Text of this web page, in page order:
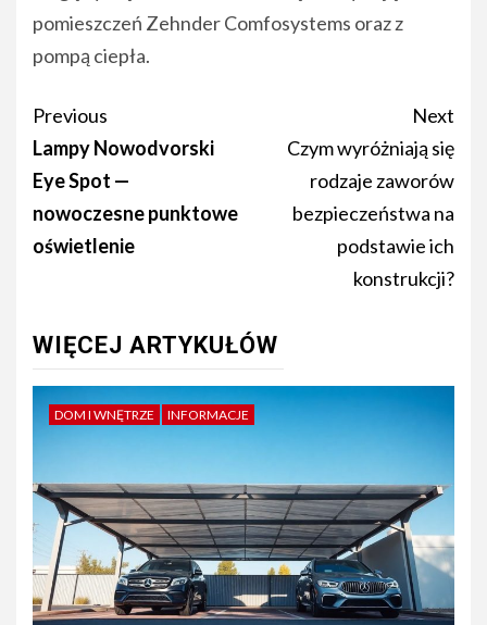
pomieszczeń Zehnder Comfosystems oraz z
pompą ciepła.
Post
navigation
Previous
Lampy Nowodvorski
Eye Spot —
nowoczesne punktowe
oświetlenie
Next
Czym wyróżniają się
rodzaje zaworów
bezpieczeństwa na
podstawie ich
konstrukcji?
WIĘCEJ ARTYKUŁÓW
DOM I WNĘTRZE INFORMACJE